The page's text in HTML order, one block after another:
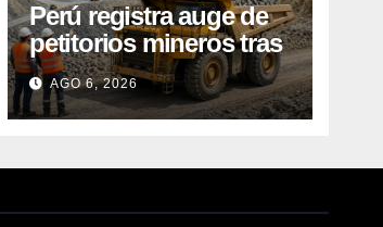
Perú registra auge de
petitorios mineros tras
liberación de más de
mil concesiones para
explorar cobre y oro
AGO 6, 2026